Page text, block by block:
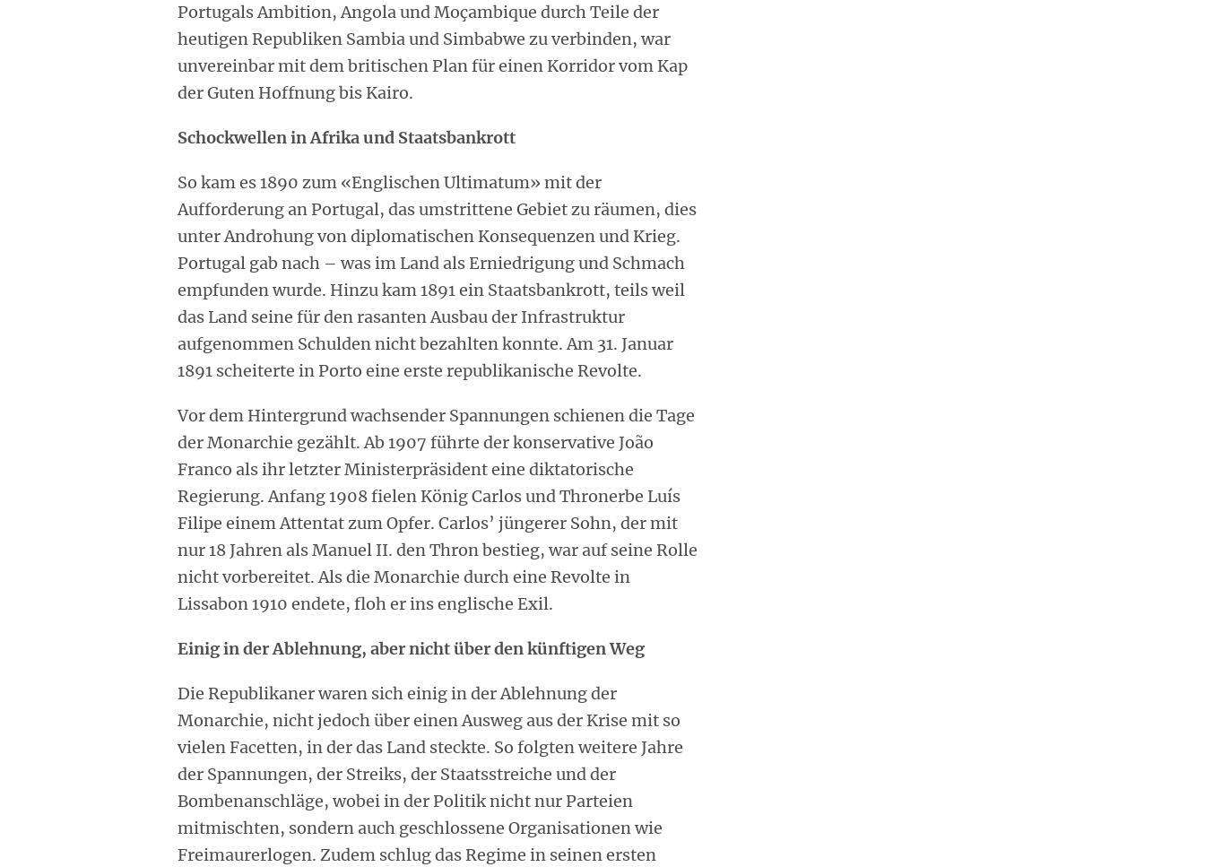
Portugals Ambition, Angola und Moçambique durch Teile der
heutigen Republiken Sambia und Simbabwe zu verbinden, war
unvereinbar mit dem britischen Plan für einen Korridor vom Kap
der Guten Hoffnung bis Kairo.
Schockwellen in Afrika und Staatsbankrott
So kam es 1890 zum «Englischen Ultimatum» mit der
Aufforderung an Portugal, das umstrittene Gebiet zu räumen, dies
unter Androhung von diplomatischen Konsequenzen und Krieg.
Portugal gab nach – was im Land als Erniedrigung und Schmach
empfunden wurde. Hinzu kam 1891 ein Staatsbankrott, teils weil
das Land seine für den rasanten Ausbau der Infrastruktur
aufgenommen Schulden nicht bezahlten konnte. Am 31. Januar
1891 scheiterte in Porto eine erste republikanische Revolte.
Vor dem Hintergrund wachsender Spannungen schienen die Tage
der Monarchie gezählt. Ab 1907 führte der konservative João
Franco als ihr letzter Ministerpräsident eine diktatorische
Regierung. Anfang 1908 fielen König Carlos und Thronerbe Luís
Filipe einem Attentat zum Opfer. Carlos’ jüngerer Sohn, der mit
nur 18 Jahren als Manuel II. den Thron bestieg, war auf seine Rolle
nicht vorbereitet. Als die Monarchie durch eine Revolte in
Lissabon 1910 endete, floh er ins englische Exil.
Einig in der Ablehnung, aber nicht über den künftigen Weg
Die Republikaner waren sich einig in der Ablehnung der
Monarchie, nicht jedoch über einen Ausweg aus der Krise mit so
vielen Facetten, in der das Land steckte. So folgten weitere Jahre
der Spannungen, der Streiks, der Staatsstreiche und der
Bombenanschläge, wobei in der Politik nicht nur Parteien
mitmischten, sondern auch geschlossene Organisationen wie
Freimaurerlogen. Zudem schlug das Regime in seinen ersten